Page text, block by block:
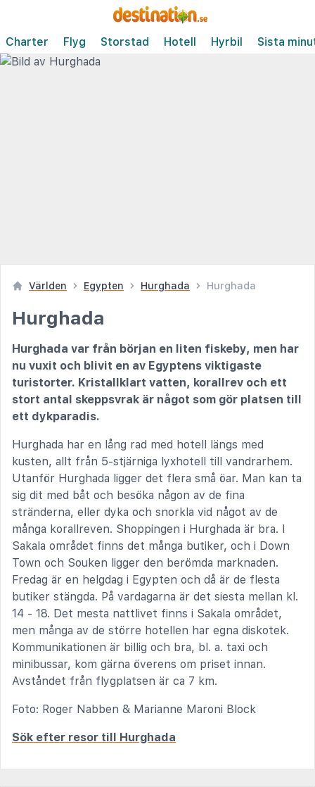
Charter Flyg Storstad Hotell Hyrbil Sista
Världen Egypten Hurghada Hurghada
Hurghada
Hurghada var från början en liten fiskeby, men har
nu vuxit och blivit en av Egyptens viktigaste
turistorter. Kristallklart vatten, korallrev och ett
stort antal skeppsvrak är något som gör platsen till
ett dykparadis.
Hurghada har en lång rad med hotell längs med
kusten, allt från 5-stjärniga lyxhotell till vandrarhem.
Utanför Hurghada ligger det flera små öar. Man kan ta
sig dit med båt och besöka någon av de fina
stränderna, eller dyka och snorkla vid något av de
många korallreven. Shoppingen i Hurghada är bra. I
Sakala området finns det många butiker, och i Down
Town och Souken ligger den berömda marknaden.
Fredag är en helgdag i Egypten och då är de flesta
butiker stängda. På vardagarna är det siesta mellan kl.
14 - 18. Det mesta nattlivet finns i Sakala området,
men många av de större hotellen har egna diskotek.
Kommunikationen är billig och bra, bl. a. taxi och
minibussar, kom gärna överens om priset innan.
Avståndet från flygplatsen är ca 7 km.
Foto: Roger Nabben & Marianne Maroni Block
Sök efter resor till Hurghada